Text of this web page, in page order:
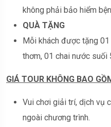
không phải bảo hiểm
QUÀ TẶNG
Mỗi khách được tặng
thơm, 01 chai nước suối
GIÁ TOUR KHÔNG BAO
Vui chơi giải trí, dịch vụ
ngoài chương trình.